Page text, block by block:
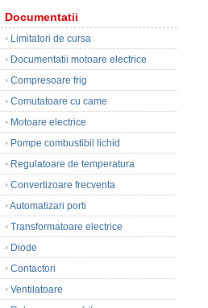
Documentatii
• Limitatori de cursa
• Documentatii motoare electrice
• Compresoare frig
• Comutatoare cu came
• Motoare electrice
• Pompe combustibil lichid
• Regulatoare de temperatura
• Convertizoare frecventa
•Automatizari porti
• Transformatoare electrice
• Diode
• Contactori
• Ventilatoare